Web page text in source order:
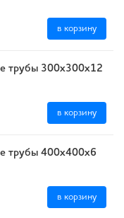
в корзину
трубы 300x300x12
в корзину
трубы 400x400x6
в корзину